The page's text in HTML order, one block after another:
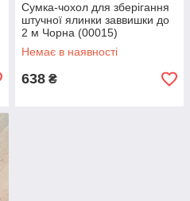
Сумка-чохол для зберігання
штучної ялинки заввишки до
2 м Чорна (00015)
Немає в наявності
638 ₴